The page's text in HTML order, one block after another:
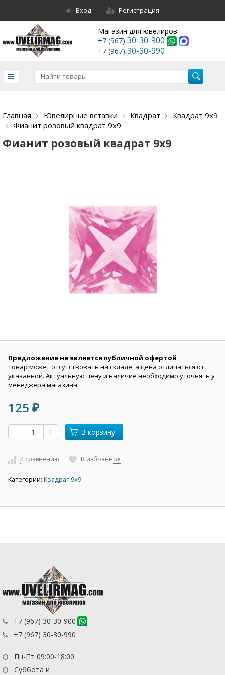
Вход Регистрация
Магазин для ювелиров.
+7 (967) 30-30-900
+7 (967) 30-30-990
Главная Ювелирные вставки Квадрат
Квадрат 9х9
Фианит розовый квадрат 9х9
Фианит розовый квадрат 9х9
Предложение не является публичной офертой
Товар может отсутствовать на складе, а цена отличаться от
указанной. Актуальную цену и наличие необходимо уточнять у
менеджера магазина.
125 ₽
- + В корзину
К сравнению В избранное
Категории: Квадрат 9х9
+7 (967) 30-30-900
+7 (967) 30-30-990
Пн-Пт 09:00-18:00
Суббота и